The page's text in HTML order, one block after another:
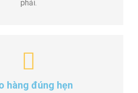
phải.
hàng đúng hẹn